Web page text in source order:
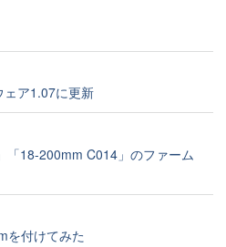
ェア1.07に更新
18-200mm C014」のファーム
を付けてみた